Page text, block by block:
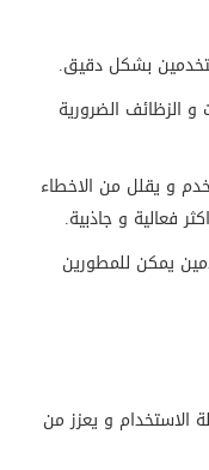
بشكل دقيق.
الزظائف الضرورية
و يقلل من الاخطاء
فعالية و جاذبية.
يمكن للمطورين
الاستخدام و يعزز من